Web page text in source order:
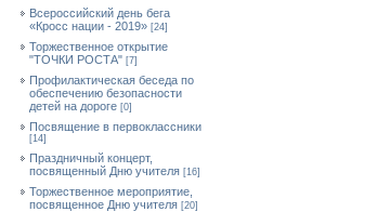
Всероссийский день бега
«Кросс нации - 2019» [24]
Торжественное открытие
"ТОЧКИ РОСТА" [7]
Профилактическая беседа по
обеспечению безопасности
детей на дороге [0]
Посвящение в первоклассники
[14]
Праздничный концерт,
посвященный Дню учителя [16]
Торжественное мероприятие,
посвященное Дню учителя [20]